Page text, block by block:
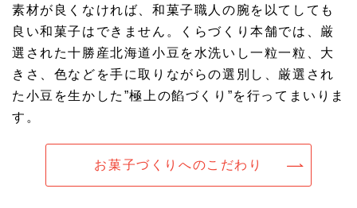
素材が良くなければ、和菓子職人の腕を以てしても
良い和菓子はできません。くらづくり本舗では、厳
選された十勝産北海道小豆を水洗いし一粒一粒、大
きさ、色などを手に取りながらの選別し、厳選され
た小豆を生かした”極上の餡づくり”を行ってまいりま
す。
お菓子づくりへのこだわり